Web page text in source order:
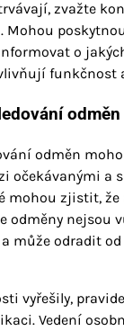
zvažte
Mohou
o
funkčnost
odměn
odměn
očekávanými a
mohou zjistit,
odměny nejsou
může odradit
vyřešily,
Vedení